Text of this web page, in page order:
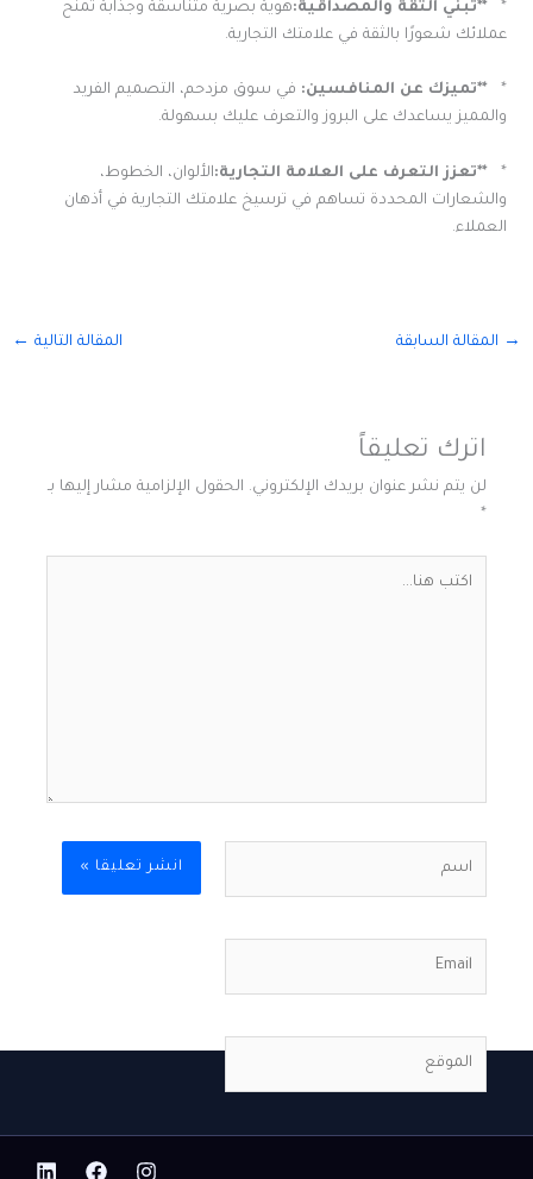
*
**تبني الثقة والمصداقية:هوية بصرية متناسقة وجذابة تمنح
عملائك شعورًا بالثقة في علامتك التجارية.
*
**تميزك عن المنافسين: في سوق مزدحم، التصميم الفريد
والمميز يساعدك على البروز والتعرف عليك بسهولة.
*
**تعزز التعرف على العلامة التجارية:الألوان، الخطوط،
والشعارات المحددة تساهم في ترسيخ علامتك التجارية في أذهان
العملاء.
→ المقالة السابقة المقالة التالية ←
اترك تعليقاً
لن يتم نشر عنوان بريدك الإلكتروني. الحقول الإلزامية مشار إليها بـ
*
الموقع